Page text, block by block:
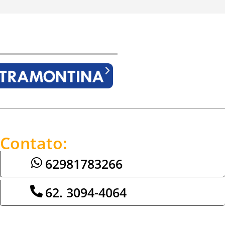
Contato:
62981783266
62. 3094-4064